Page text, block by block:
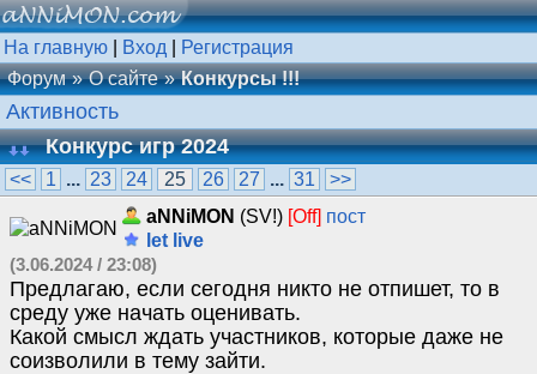
На главную Вход
Регистрация
Форум
О сайте Конкурсы !!!
Активность
Конкурс игр 2024
<< 1 ... 23 24 25 26 27 ... 31
>>
aNNiMON (SV!) [Off] пост
let live
(3.06.2024 / 23:08)
Предлагаю, если сегодня никто не отпишет, то в
среду уже начать оценивать.
Какой смысл ждать участников, которые даже не
соизволили в тему зайти.